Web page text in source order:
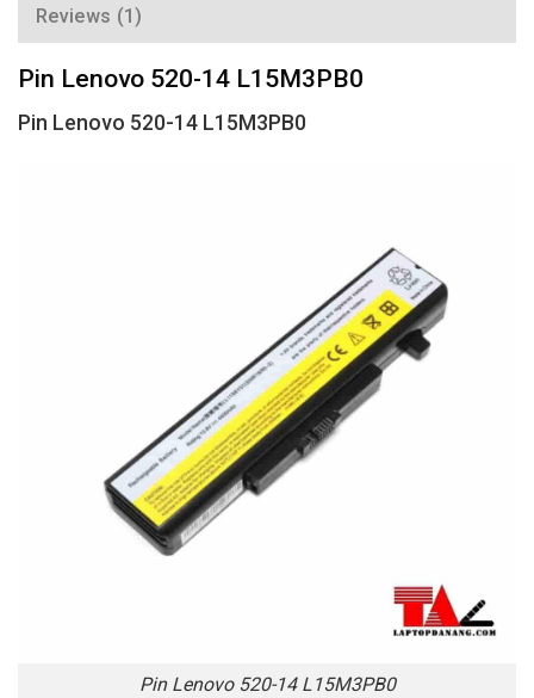
Reviews (1)
Pin Lenovo 520-14 L15M3PB0
Pin Lenovo 520-14 L15M3PB0
Pin Lenovo 520-14 L15M3PB0